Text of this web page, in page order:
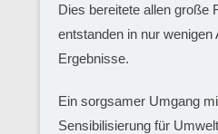
Dies bereitete allen große
entstanden in nur
Ergebnisse.
Ein sorgsamer Umgang
Sensibilisierung für